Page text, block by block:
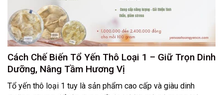
Cách Chế Biến Tổ Yến Thô Loại 1 – Giữ Trọn Dinh
Dưỡng, Nâng Tầm Hương Vị
Tổ yến thô loại 1 tuy là sản phẩm cao cấp và giàu dinh